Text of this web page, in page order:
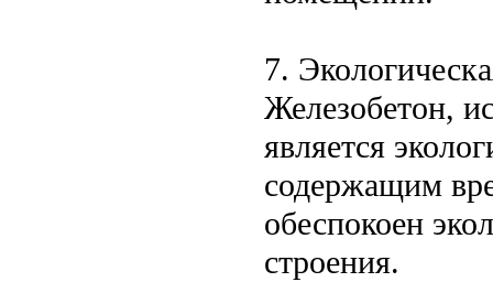
7.
Железобетон,
является
содержащим
обеспокоен
строения.